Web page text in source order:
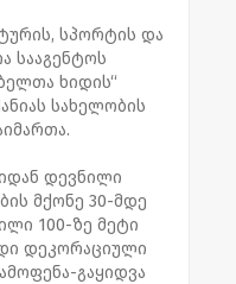
სპორტის და
სააგენტოს
ხიდის“
სახელობის
დევნილი
მქონე 30-მდე
100-ზე მეტი
დეკორაციული
გაყიდვა